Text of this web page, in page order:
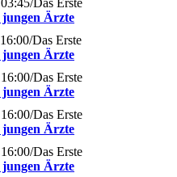
/Das Erste
Ärzte
/Das Erste
Ärzte
/Das Erste
Ärzte
/Das Erste
Ärzte
/Das Erste
Ärzte